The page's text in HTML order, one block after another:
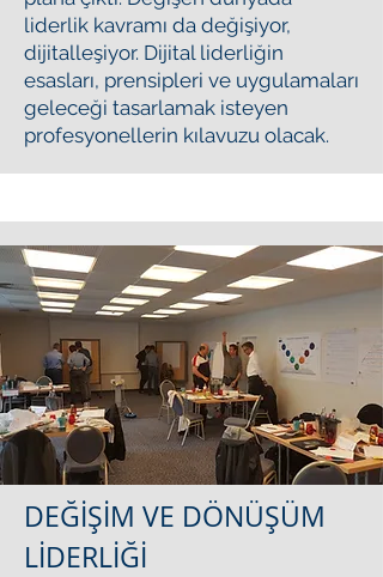
liderlik kavramı da değişiyor,
dijitalleşiyor. Dijital liderliğin
esasları, prensipleri ve uygulamaları
geleceği tasarlamak isteyen
profesyonellerin kılavuzu olacak.
DEĞİŞİM VE DÖNÜŞÜM
LİDERLİĞİ